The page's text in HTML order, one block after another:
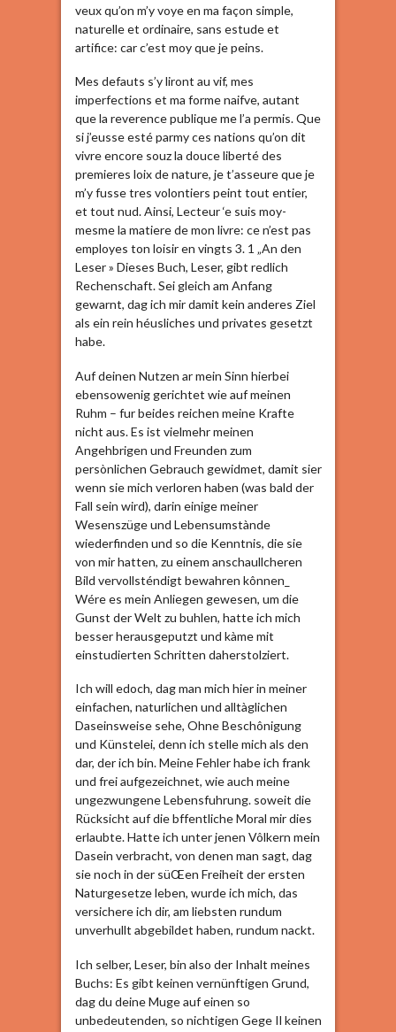
veux qu’on m’y voye en ma façon simple,
naturelle et ordinaire, sans estude et
artifice: car c’est moy que je peins.
Mes defauts s’y liront au vif, mes
imperfections et ma forme naifve, autant
que la reverence publique me l’a permis. Que
si j’eusse esté parmy ces nations qu’on dit
vivre encore souz la douce liberté des
premieres loix de nature, je t’asseure que je
m’y fusse tres volontiers peint tout entier,
et tout nud. Ainsi, Lecteur ‘e suis moy-
mesme la matiere de mon livre: ce n’est pas
employes ton loisir en vingts 3. 1 „An den
Leser » Dieses Buch, Leser, gibt redlich
Rechenschaft. Sei gleich am Anfang
gewarnt, dag ich mir damit kein anderes Ziel
als ein rein héusliches und privates gesetzt
habe.
Auf deinen Nutzen ar mein Sinn hierbei
ebensowenig gerichtet wie auf meinen
Ruhm – fur beides reichen meine Krafte
nicht aus. Es ist vielmehr meinen
Angehbrigen und Freunden zum
persònlichen Gebrauch gewidmet, damit sier
wenn sie mich verloren haben (was bald der
Fall sein wird), darin einige meiner
Wesenszüge und Lebensumstànde
wiederfinden und so die Kenntnis, die sie
von mir hatten, zu einem anschaullcheren
Bild vervollsténdigt bewahren kônnen_
Wére es mein Anliegen gewesen, um die
Gunst der Welt zu buhlen, hatte ich mich
besser herausgeputzt und kàme mit
einstudierten Schritten daherstolziert.
Ich will edoch, dag man mich hier in meiner
einfachen, naturlichen und alltàglichen
Daseinsweise sehe, Ohne Beschônigung
und Künstelei, denn ich stelle mich als den
dar, der ich bin. Meine Fehler habe ich frank
und frei aufgezeichnet, wie auch meine
ungezwungene Lebensfuhrung. soweit die
Rücksicht auf die bffentliche Moral mir dies
erlaubte. Hatte ich unter jenen Vôlkern mein
Dasein verbracht, von denen man sagt, dag
sie noch in der süŒen Freiheit der ersten
Naturgesetze leben, wurde ich mich, das
versichere ich dir, am liebsten rundum
unverhullt abgebildet haben, rundum nackt.
Ich selber, Leser, bin also der Inhalt meines
Buchs: Es gibt keinen vernünftigen Grund,
dag du deine Muge auf einen so
unbedeutenden, so nichtigen Gege Il keinen